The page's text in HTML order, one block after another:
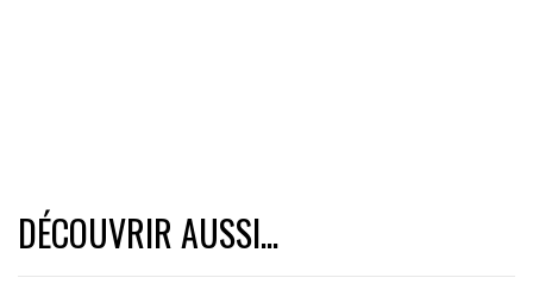
DÉCOUVRIR AUSSI...